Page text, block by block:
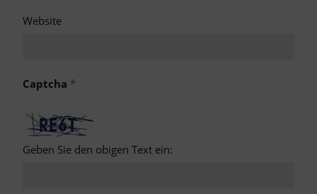
Website
Captcha *
Geben Sie den obigen Text ein: